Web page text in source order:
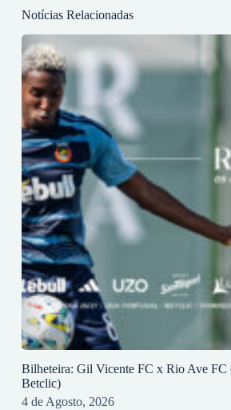
Notícias Relacionadas
Bilheteira: Gil Vicente FC x Rio Ave FC
Betclic)
4 de Agosto, 2026